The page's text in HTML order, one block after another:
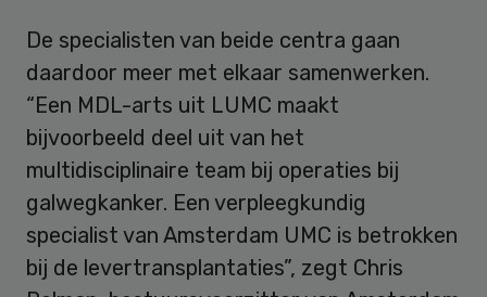
De specialisten van beide centra gaan
daardoor meer met elkaar samenwerken.
“Een MDL-arts uit LUMC maakt
bijvoorbeeld deel uit van het
multidisciplinaire team bij operaties bij
galwegkanker. Een verpleegkundig
specialist van Amsterdam UMC is betrokken
bij de levertransplantaties”, zegt Chris